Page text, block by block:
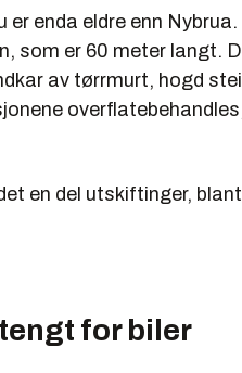
er enda eldre enn
som er 60 meter langt.
av tørrmurt, hogd
en del utskiftinger,
for biler